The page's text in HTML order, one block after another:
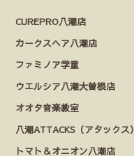
CUREPRO八潮店
カークスヘア八潮店
ファミノア学童
ウエルシア八潮大曽根店
オオタ音楽教室
八潮ATTACKS（アタックス）
トマト＆オニオン八潮店